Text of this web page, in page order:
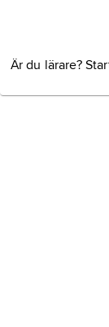
Är du lärare?